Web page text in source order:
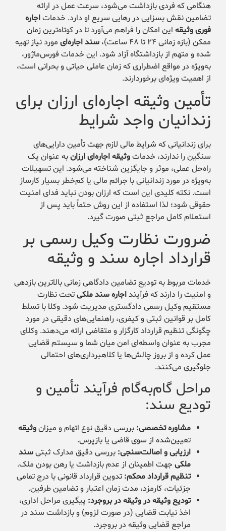
هنگامی که فردی بازداشت می‌شود، سرعت عمل در ارائه
تضامین نقش بسزایی در رهایی سریع او دارد. خدماتاجاره
فوری وثیقه این امکان را فراهم می‌آورد تا در کوتاه‌ترین زمان
ممکن (بازه زمانی ۲۴ تا ۴۸ ساعت)،
سند اجاره‌ای مورد نیاز تهیه
شده و متهم از بازداشتگاه آزاد شود. این خدمات فورس‌ماژور،
به‌ویژه در مواقع اضطراری که زمان عاملی حیاتی و بحرانی است،
از اهمیت ویژه‌ای برخوردارند.
تأمین وثیقه اجاره‌ای ارزان برای
زندانیان واجد شرایط
برای زندانیانی که شرایط مالی لازم جهت تأمین دارایی‌های
سنگین را ندارند، خدماتوثیقه اجاره‌ای ارزانبه عنوان یک
راه‌حل عملی، موثر و جایگزین شناخته می‌شود. این تسهیلات
به‌ویژه در مورد زندانیانی با جرائم مالی یا کم‌خطر بسیار کارساز
است. نکته کلیدی این است که ارزان بودن نباید فدای امنیت
حقوقی شود؛ لذا استفاده از این روش حتماً باید پس از
استعلام کامل مراجع ثبتی صورت گیرد.
ضرورت نظارت وکیل رسمی بر
قرارداد اجاره سند و وثیقه
خدمات مربوط به تودیع تضامین دادگاهی زمانی بالاترین بازدهی
و امنیت را دارند که فرآینداجاره سند ملکیتحت نظارت
مستقیم وکیل رسمی دادگستری مدیریت شود. وکلا با تسلط
کامل بر قوانین ثبتی و کیفری، راهنمایی‌های دقیقی در مورد
چگونگی تنظیم قرارداد کارگزار و متقاضی ارائه می‌دهند. وکلای
مجرب به عنوان واسطه‌ای امن میان شما و سیستم قضایی
عمل کرده و از بروز چالش‌ها یا کلاهبرداری‌های احتمالی
جلوگیری می‌کنند.
مراحل گام‌به‌گام فرآیند تأمین و
تودیع سند:
مشاوره تخصصی: بررسی دقیق نوع اتهام و میزانوثیقه
تعیین‌شده از سوی قاضی یا بازپرس.
ارزیابی و اصالت‌سنجی: بررسی دقیق مدارک ثبتیسند
ملکی جهت اطمینان از عدم بازداشت یا رهن بودن ملک.
تنظیم قرارداد محکم: تدوین قرارداد قانونی با درج تمامی
جزئیات، کارمزد، مدت زمان اعتبار و تضامین طرفین.
تودیع وثیقه در وثیقه در بروجرد: پیگیری مراحل اداری،
اخذ نیابت قضایی (در صورت لزوم) و بازداشت سند در
مراجع قضایی وثیقه در بروجرد.